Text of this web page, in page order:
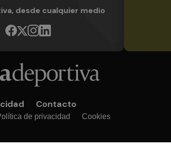
desde cualquier medio
Contacto
de privacidad Cookies